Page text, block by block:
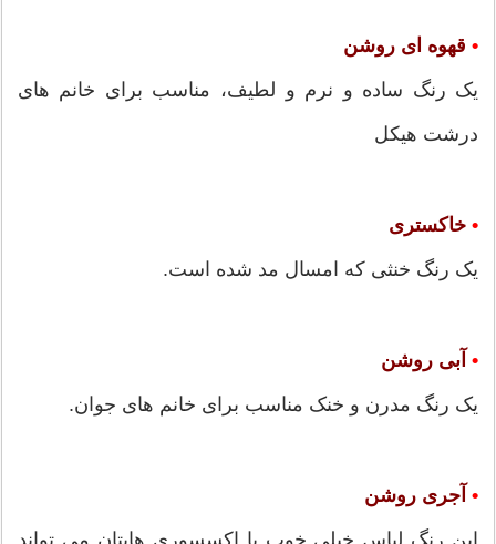
• قهوه ای روشن
یک رنگ ساده و نرم و لطیف، مناسب برای خانم های
درشت هیکل
• خاکستری
یک رنگ خنثی که امسال مد شده است.
• آبی روشن
یک رنگ مدرن و خنک مناسب برای خانم های جوان.
• آجری روشن
این رنگ لباس خیلی خوب با اکسسوری هایتان می تواند